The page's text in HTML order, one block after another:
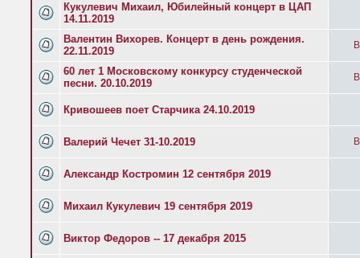
Кукулевич Михаил, Юбилейный концерт в ЦАП
14.11.2019
Валентин Вихорев. Концерт в день рождения.
22.11.2019
60 лет 1 Московскому конкурсу студенческой
песни. 20.10.2019
Кривошеев поет Старчика 24.10.2019
Валерий Чечет 31-10.2019
Александр Костромин 12 сентября 2019
Михаил Кукулевич 19 сентября 2019
Виктор Федоров -- 17 декабря 2015